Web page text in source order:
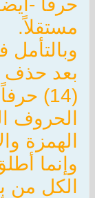
حرفاً -
مستقلاً.
بعد حذف
(14)
الحروف
الهمزة
وإنما
الكل من